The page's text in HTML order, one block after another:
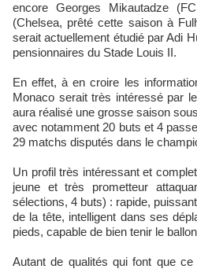
encore Georges Mikautadze
(Chelsea, prêté cette saison à
serait actuellement étudié par Adi
pensionnaires du Stade Louis II.
En effet, à en croire les
Monaco serait très intéressé par
aura réalisé une grosse saison
avec notamment 20 buts et 4
29 matchs disputés dans le
Un profil très intéressant et
jeune et très prometteur
sélections, 4 buts) : rapide,
de la tête, intelligent dans ses
pieds, capable de bien tenir le
Autant de qualités qui font que